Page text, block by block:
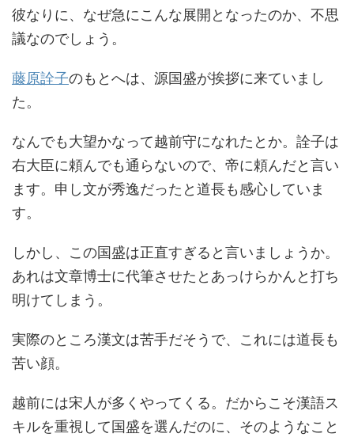
彼なりに、なぜ急にこんな展開となったのか、不思
議なのでしょう。
藤原詮子のもとへは、源国盛が挨拶に来ていまし
た。
なんでも大望かなって越前守になれたとか。詮子は
右大臣に頼んでも通らないので、帝に頼んだと言い
ます。申し文が秀逸だったと道長も感心していま
す。
しかし、この国盛は正直すぎると言いましょうか。
あれは文章博士に代筆させたとあっけらかんと打ち
明けてしまう。
実際のところ漢文は苦手だそうで、これには道長も
苦い顔。
越前には宋人が多くやってくる。だからこそ漢語ス
キルを重視して国盛を選んだのに、そのようなこと